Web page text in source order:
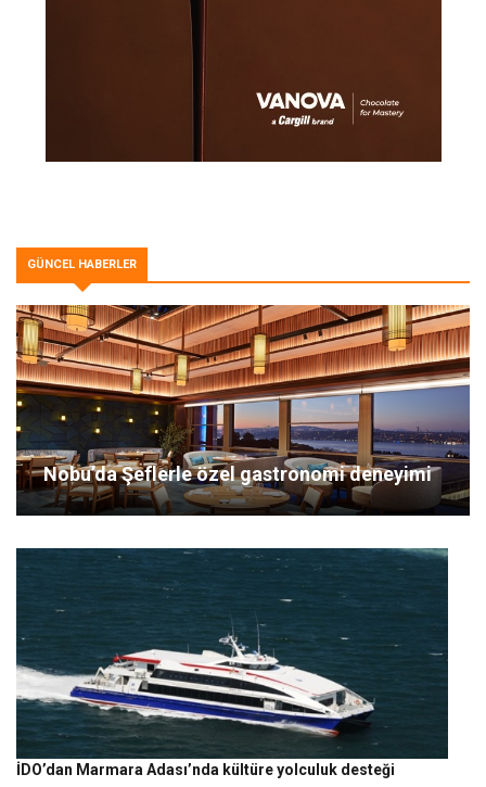
GÜNCEL HABERLER
Nobu’da Şeflerle özel gastronomi deneyimi
İDO’dan Marmara Adası’nda kültüre yolculuk desteği